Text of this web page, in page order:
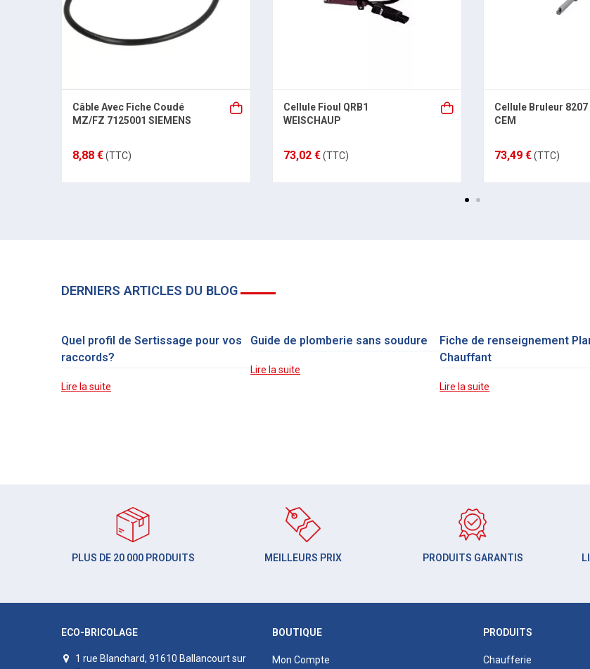
Câble Avec Fiche Coudé
MZ/FZ 7125001 SIEMENS
8,88 €(TTC)
Cellule Fioul QRB1
WEISCHAUP
73,02 €(TTC)
Cellule Bruleur 8207
CEM
73,49 €(TTC)
DERNIERS ARTICLES DU BLOG
Quel profil de Sertissage pour vos
raccords?
Lire la suite
Guide de plomberie sans soudure
Lire la suite
Fiche de renseignement
Chauffant
Lire la suite
PLUS DE 20 000 PRODUITS MEILLEURS PRIX PRODUITS GARANTIS
ECO-BRICOLAGE
1 rue Blanchard, 91610 Ballancourt sur
BOUTIQUE
Mon Compte
PRODUITS
Chaufferie